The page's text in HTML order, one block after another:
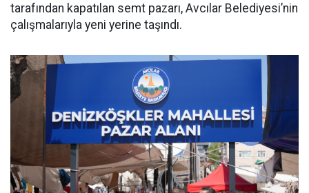
tarafından kapatılan semt pazarı, Avcılar Belediyesi’nin
çalışmalarıyla yeni yerine taşındı.